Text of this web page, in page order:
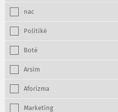
nac
Politikë
Botë
Arsim
Aforizma
Marketing